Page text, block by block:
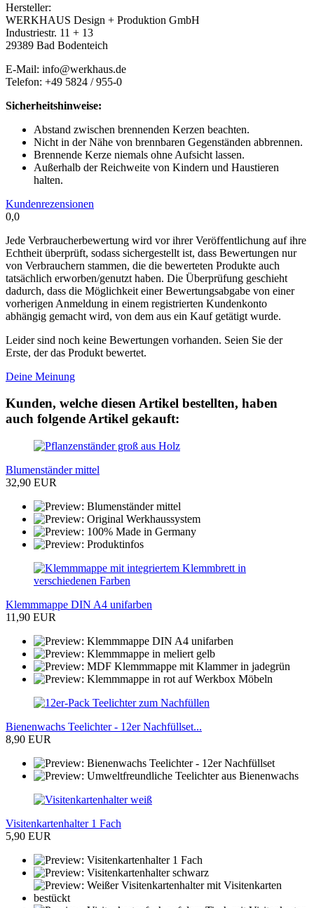
Hersteller:
WERKHAUS Design + Produktion GmbH
Industriestr. 11 + 13
29389 Bad Bodenteich
E-Mail: info@werkhaus.de
Telefon: +49 5824 / 955-0
Sicherheitshinweise:
Abstand zwischen brennenden Kerzen beachten.
Nicht in der Nähe von brennbaren Gegenständen abbrennen.
Brennende Kerze niemals ohne Aufsicht lassen.
Außerhalb der Reichweite von Kindern und Haustieren
halten.
Kundenrezensionen
0,0
Jede Verbraucherbewertung wird vor ihrer Veröffentlichung auf ihre
Echtheit überprüft, sodass sichergestellt ist, dass Bewertungen nur
von Verbrauchern stammen, die die bewerteten Produkte auch
tatsächlich erworben/genutzt haben. Die Überprüfung geschieht
dadurch, dass die Möglichkeit einer Bewertungsabgabe von einer
vorherigen Anmeldung in einem registrierten Kundenkonto
abhängig gemacht wird, von dem aus ein Kauf getätigt wurde.
Leider sind noch keine Bewertungen vorhanden. Seien Sie der
Erste, der das Produkt bewertet.
Deine Meinung
Kunden, welche diesen Artikel bestellten, haben
auch folgende Artikel gekauft:
Blumenständer mittel
32,90 EUR
Klemmmappe DIN A4 unifarben
11,90 EUR
Bienenwachs Teelichter - 12er Nachfüllset...
8,90 EUR
Visitenkartenhalter 1 Fach
5,90 EUR